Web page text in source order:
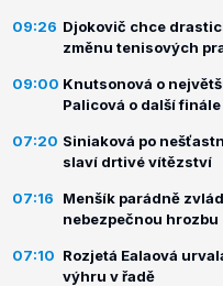
09:26 Djokovič chce
změnu tenisových
09:00 Knutsonová o
Palicová o další finále
07:20 Siniaková po
slaví drtivé vítězství
07:16
Menšík parádně
nebezpečnou hrozbu
07:10 Rozjetá Ealaová
výhru v řadě